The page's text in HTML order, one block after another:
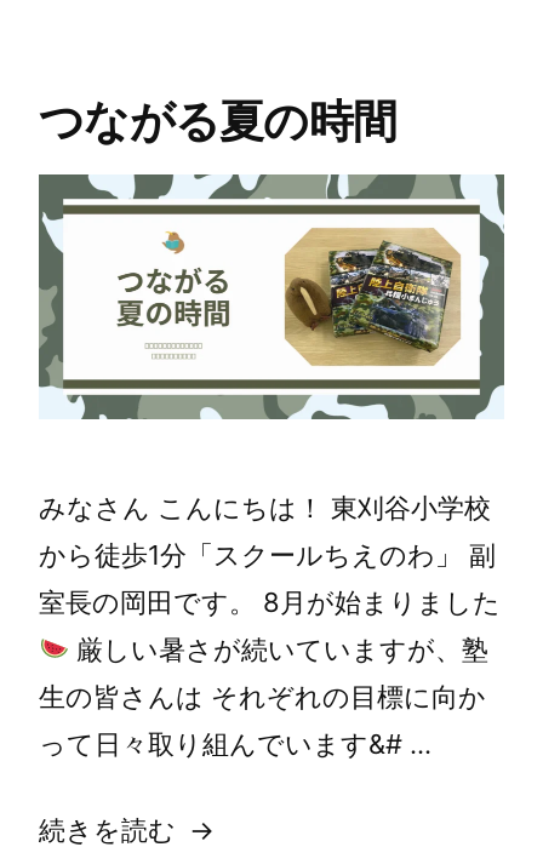
つながる夏の時間
みなさん こんにちは！ 東刈谷小学校
から徒歩1分「スクールちえのわ」 副
室長の岡田です。 8月が始まりました
厳しい暑さが続いていますが、塾
生の皆さんは それぞれの目標に向か
って日々取り組んでいます&# …
続きを読む